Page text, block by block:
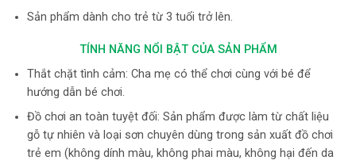
Sản phẩm dành cho trẻ từ 3 tuổi trở lên.
TÍNH NĂNG NỔI BẬT CỦA SẢN PHẨM
Thắt chặt tình cảm: Cha mẹ có thể chơi cùng với bé để
hướng dẫn bé chơi.
Đồ chơi an toàn tuyệt đối: Sản phẩm được làm từ chất liệu
gỗ tự nhiên và loại sơn chuyên dùng trong sản xuất đồ chơi
trẻ em (không dính màu, không phai màu, không hại đến da